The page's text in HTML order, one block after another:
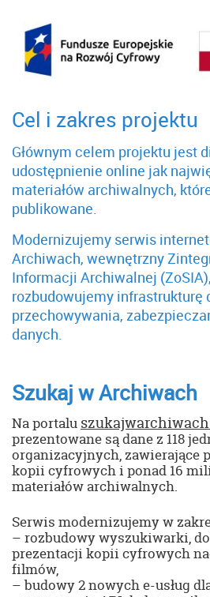
Cel i zakres projektu
Głównym celem projektu jest
udostępnienie online jak
materiałów archiwalnych,
publikowane.
Modernizujemy serwis
Archiwach, wewnętrzny
Informacji Archiwalnej
rozbudowujemy infrastrukturę
przechowywania,
danych.
Szukaj w Archiwach
Na portalu
prezentowane są dane z 118
organizacyjnych, zawierające
kopii cyfrowych i ponad 16
materiałów archiwalnych.
Serwis modernizujemy w
– rozbudowy wyszukiwarki,
prezentacji kopii cyfrowych
filmów,
– budowy 2 nowych e-usług